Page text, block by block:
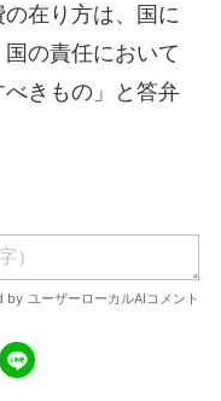
在り方は、国に
の責任において
きもの」と答弁
ェア